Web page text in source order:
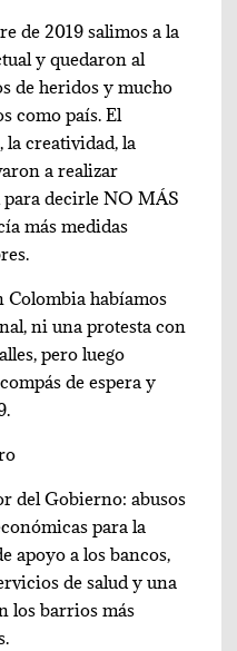
de 2019 salimos a la
y quedaron al
de heridos y mucho
como país. El
la creatividad, la
a realizar
decirle NO MÁS
más medidas
Colombia habíamos
ni una protesta con
pero luego
de espera y
del Gobierno: abusos
para la
apoyo a los bancos,
de salud y una
los barrios más